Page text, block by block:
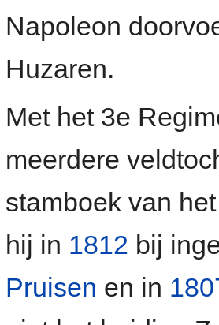
Napoleon
Huzaren.
Met het 3e
meerdere
stamboek van
hij in 1812 bij
Pruisen en in